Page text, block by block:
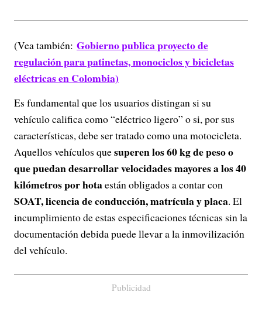
(Vea también: Gobierno publica proyecto de
regulación para patinetas, monociclos y bicicletas
eléctricas en Colombia)
Es fundamental que los usuarios distingan si su
vehículo califica como “eléctrico ligero” o si, por sus
características, debe ser tratado como una motocicleta.
Aquellos vehículos quesuperen los 60 kg de peso o
que puedan desarrollar velocidades mayores a los 40
kilómetros por hotaestán obligados a contar con
SOAT, licencia de conducción, matrícula y placa. El
incumplimiento de estas especificaciones técnicas sin la
documentación debida puede llevar a la inmovilización
del vehículo.
Publicidad